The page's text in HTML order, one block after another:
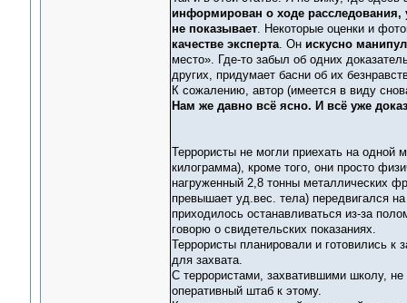
информирован о ходе расследования,
не показывает. Некоторые оценки и
качестве эксперта. Он искусно
место». Где-то забыл об одних
других, придумает басни об их
К сожалению, автор (имеется в виду
Нам же давно всё ясно. И всё уже
Террористы не могли приехать на одной
килограмма), кроме того, они просто
нагруженный 2,8 тонны металлических
превышает уд.вес. тела) передвигался
приходилось останавливаться из-за
говорю о свидетельских показаниях.
Террористы планировали и готовились
для захвата.
С террористами, захватившими школу,
оперативный штаб к этому.